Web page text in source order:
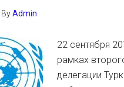
ByAdmin
22 сентября
рамках
делегации